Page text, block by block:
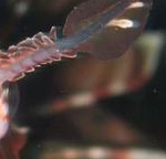
& Neuseeland
Mexiko